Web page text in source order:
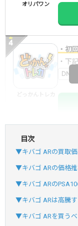
オリパワン
・初
・下
おりパンダ
・新
目次
▼キバゴ ARの買取
▼キバゴ ARの価格推
▼キバゴ ARの
▼キバゴ ARは高騰
▼キバゴ ARを買う